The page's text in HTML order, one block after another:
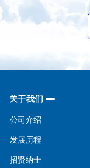
关于我们
公司介绍
发展历程
招贤纳士